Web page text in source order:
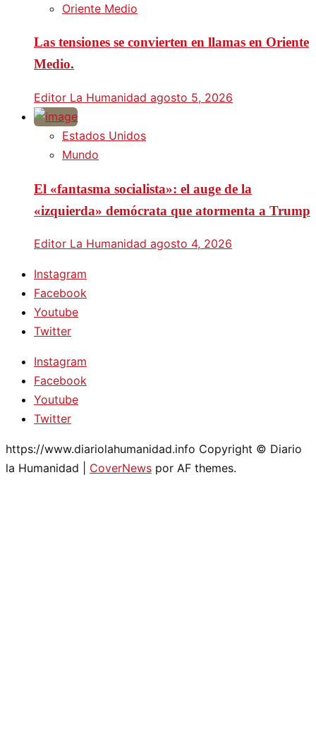
Oriente Medio
Las tensiones se convierten en llamas en Oriente
Medio.
Editor La Humanidad agosto 5, 2026
Estados Unidos
Mundo
El «fantasma socialista»: el auge de la
«izquierda» demócrata que atormenta a Trump
Editor La Humanidad agosto 4, 2026
Instagram
Facebook
Youtube
Twitter
Instagram
Facebook
Youtube
Twitter
https://www.diariolahumanidad.info Copyright © Diario
la Humanidad
CoverNews por AF themes.